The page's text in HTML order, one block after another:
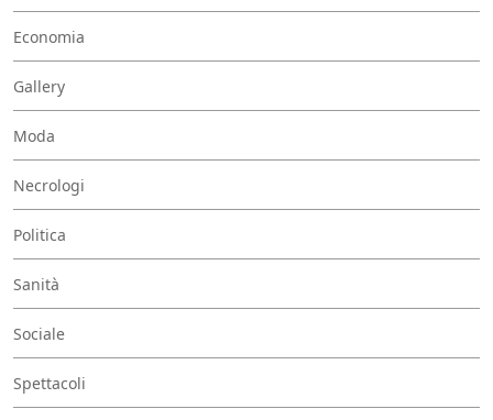
Economia
Gallery
Moda
Necrologi
Politica
Sanità
Sociale
Spettacoli